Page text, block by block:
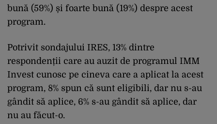
bună (59%) și foarte bună (19%) despre acest
program.
Potrivit sondajului IRES, 13% dintre
respondenții care au auzit de programul IMM
Invest cunosc pe cineva care a aplicat la acest
program, 8% spun că sunt eligibili, dar nu s-au
gândit să aplice, 6% s-au gândit să aplice, dar
nu au făcut-o.